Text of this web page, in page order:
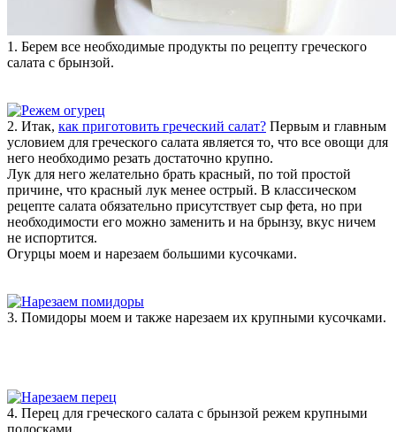
1. Берем все необходимые продукты по рецепту греческого
салата с брынзой.
2. Итак, как приготовить греческий салат? Первым и главным
условием для греческого салата является то, что все овощи для
него необходимо резать достаточно крупно.
Лук для него желательно брать красный, по той простой
причине, что красный лук менее острый. В классическом
рецепте салата обязательно присутствует сыр фета, но при
необходимости его можно заменить и на брынзу, вкус ничем
не испортится.
Огурцы моем и нарезаем большими кусочками.
3. Помидоры моем и также нарезаем их крупными кусочками.
4. Перец для греческого салата с брынзой режем крупными
полосками.